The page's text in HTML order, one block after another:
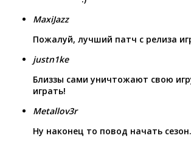
MaxiJazz
Пожалуй, лучший патч с релиза
justn1ke
Близзы сами уничтожают свою
играть!
Metallov3r
Ну наконец то повод начать сезон.